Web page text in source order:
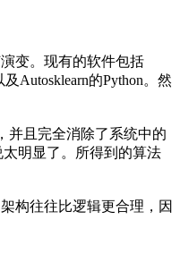
变。现有的软件包括
Autosklearn的Python。然
并且完全消除了系统中的
明显了。所得到的算法
构往往比逻辑更合理，因